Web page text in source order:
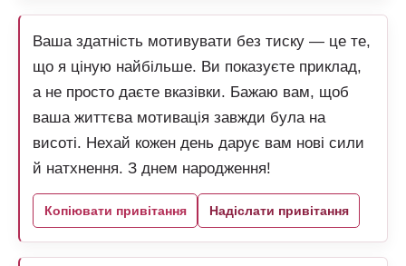
Ваша здатність мотивувати без тиску — це те,
що я ціную найбільше. Ви показуєте приклад,
а не просто даєте вказівки. Бажаю вам, щоб
ваша життєва мотивація завжди була на
висоті. Нехай кожен день дарує вам нові сили
й натхнення. З днем народження!
Копіювати привітання Надіслати привітання